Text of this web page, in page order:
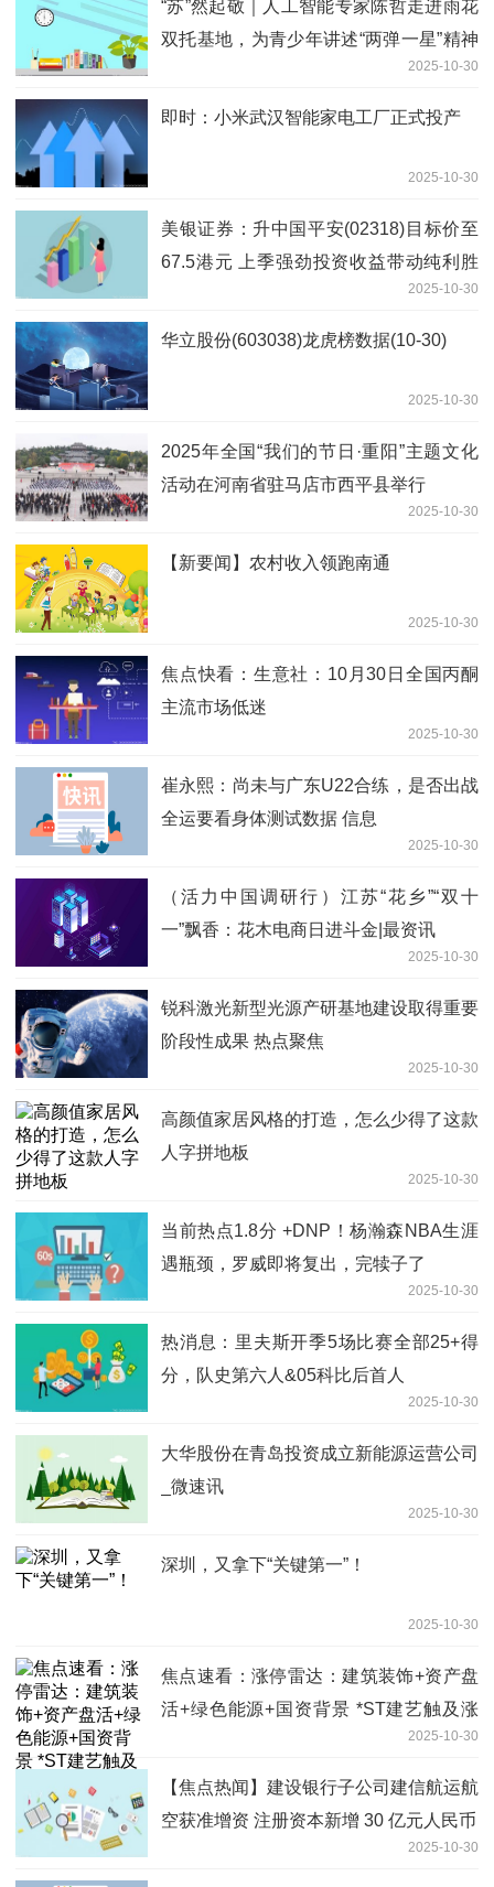
“苏”然起敬｜人工智能专家陈哲走进雨花
双托基地，为青少年讲述“两弹一星”精神
2025-10-30
即时：小米武汉智能家电工厂正式投产
2025-10-30
美银证券：升中国平安(02318)目标价至
67.5港元 上季强劲投资收益带动纯利胜
2025-10-30
华立股份(603038)龙虎榜数据(10-30)
2025-10-30
2025年全国“我们的节日·重阳”主题文化
活动在河南省驻马店市西平县举行
2025-10-30
【新要闻】农村收入领跑南通
2025-10-30
焦点快看：生意社：10月30日全国丙酮
主流市场低迷
2025-10-30
崔永熙：尚未与广东U22合练，是否出战
全运要看身体测试数据 信息
2025-10-30
（活力中国调研行）江苏“花乡”“双十
一”飘香：花木电商日进斗金|最资讯
2025-10-30
锐科激光新型光源产研基地建设取得重要
阶段性成果 热点聚焦
2025-10-30
高颜值家居风格的打造，怎么少得了这款
人字拼地板
2025-10-30
当前热点1.8分 +DNP！杨瀚森NBA生涯
遇瓶颈，罗威即将复出，完犊子了
2025-10-30
热消息：里夫斯开季5场比赛全部25+得
分，队史第六人&05科比后首人
2025-10-30
大华股份在青岛投资成立新能源运营公司
_微速讯
2025-10-30
深圳，又拿下“关键第一”！
2025-10-30
焦点速看：涨停雷达：建筑装饰+资产盘
活+绿色能源+国资背景 *ST建艺触及涨
2025-10-30
【焦点热闻】建设银行子公司建信航运航
空获准增资 注册资本新增 30 亿元人民币
2025-10-30